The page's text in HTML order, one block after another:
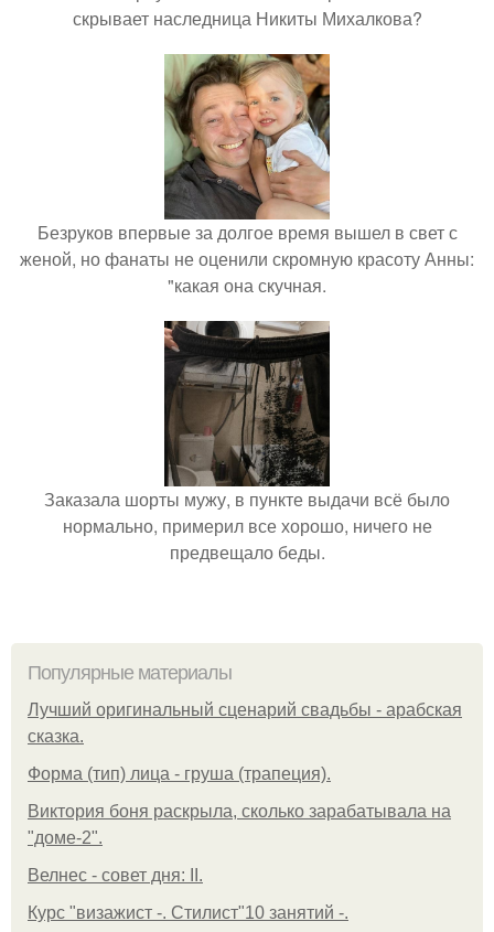
скрывает наследница Никиты Михалкова?
Безруков впервые за долгое время вышел в свет с
женой, но фанаты не оценили скромную красоту Анны:
"какая она скучная.
Заказала шорты мужу, в пункте выдачи всё было
нормально, примерил все хорошо, ничего не
предвещало беды.
Популярные материалы
Лучший оригинальный сценарий свадьбы - арабская
сказка.
Форма (тип) лица - груша (трапеция).
Виктория боня раскрыла, сколько зарабатывала на
"доме-2".
Велнес - совет дня: II.
Курс "визажист -. Стилист"10 занятий -.